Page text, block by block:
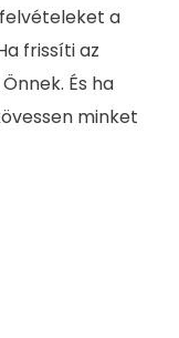
a
frissíti az
És ha
minket